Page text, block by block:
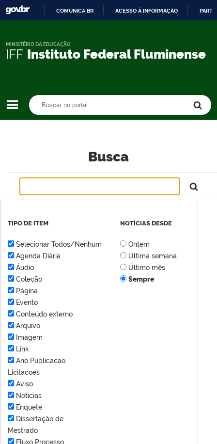
CONTEÚDO
COMUNICA BR ACESSO À INFORMAÇÃO
IFF Instituto Federal Fluminense
MINISTÉRIO DA EDUCAÇÃO
Busca
TIPO DE ITEM
Selecionar Todos/Nenhum
Agenda Diária
Áudio
Coleção
Página
Evento
Conteúdo externo
Arquivo
Imagem
Link
Ano Publicacao
Licitacoes
Aviso
Notícias
Enquete
Dissertação de
Mestrado
Fluxo Processo
NOTÍCIAS DESDE
Ontem
Última semana
Último mês
Sempre